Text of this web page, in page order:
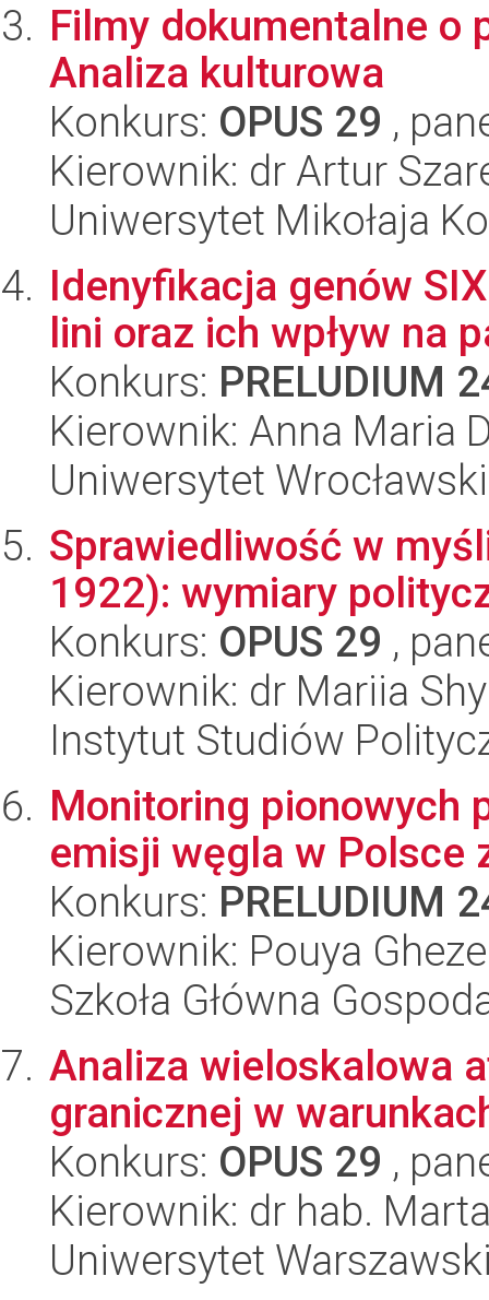
Filmy dokumentalne o
Analiza kulturowa
Konkurs: OPUS 29 ,
Kierownik: dr Artur
Uniwersytet Mikołaja
Idenyfikacja genów
lini oraz ich wpływ na
Konkurs: PRELUDIUM
Kierownik: Anna Maria
Uniwersytet Wrocławski
Sprawiedliwość w
1922): wymiary
Konkurs: OPUS 29 ,
Kierownik: dr Mariia
Instytut Studiów
Monitoring pionowych
emisji węgla w Polsce
Konkurs: PRELUDIUM
Kierownik: Pouya
Szkoła Główna
Analiza wieloskalowa
granicznej w
Konkurs: OPUS 29 ,
Kierownik: dr hab.
Uniwersytet